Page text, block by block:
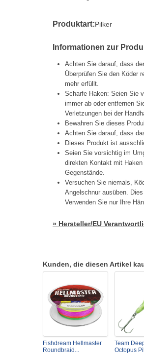
Produktart:Pilker
Informationen zur
Achten Sie darauf, dass
Überprüfen Sie den Köder
mehr erfüllt.
Scharfe Haken: Seien Sie
immer ab oder entfernen
Verletzungen bei der
Bewahren Sie dieses
Achten Sie darauf, dass
Dieses Produkt ist
Seien Sie vorsichtig im
direkten Kontakt mit
Gegenstände.
Versuchen Sie niemals,
Angelschnur ausüben.
Verwenden Sie nur Ihre
» Hersteller/EU
Kunden, die diesen Artikel
Fishdream Hellmaster
Roundbraid...
Team
Octopus